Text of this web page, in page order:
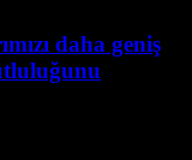
daha geniş